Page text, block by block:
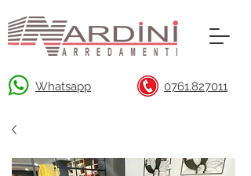
Whatsapp 0761.827011